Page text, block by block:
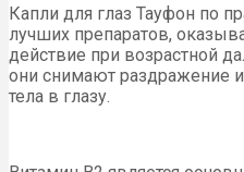
Капли для глаз Тауфон по
лучших препаратов,
действие при возрастной
они снимают раздражение
тела в глазу.